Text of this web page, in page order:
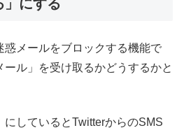
」にする
惑メールをブロックする機能で
ール」を受け取るかどうするかと
にしているとTwitterからのSMS